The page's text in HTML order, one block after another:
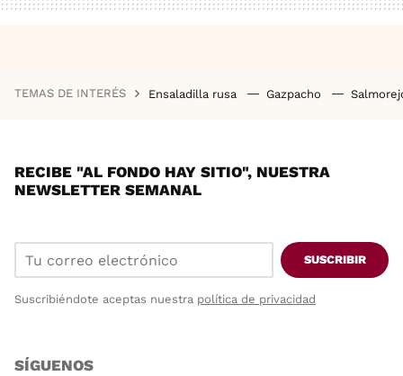
TEMAS DE INTERÉS Ensaladilla rusa Gazpacho
RECIBE "AL FONDO HAY SITIO", NUESTRA
NEWSLETTER SEMANAL
SUSCRIBIR
Suscribiéndote aceptas nuestra política de privacidad
SÍGUENOS